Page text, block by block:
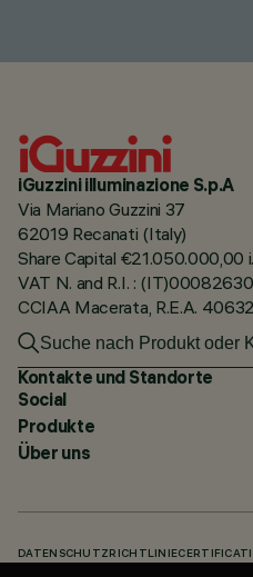
iGuzzini illuminazione S.p.A
Via Mariano Guzzini 37
62019 Recanati (Italy)
Share Capital €21.050.000,00
VAT N. and R.I. :
CCIAA Macerata, R.E.A. 40632
Kontakte und Standorte
Social
Produkte
Über uns
DATENSCHUTZRICHTLINIE